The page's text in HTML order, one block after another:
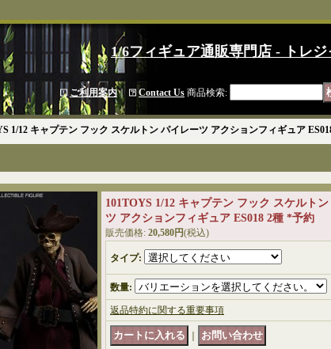
1/6フィギュア通販専門店 - トレ
ご利用案内｜ Contact Us 商品検索:
1/12 キャプテン フック スケルトン パイレーツ アクションフィギュア
101TOYS 1/12 キャプテン フック スケルト
ツ アクションフィギュア ES018 2種 *予約
販売価格: 20,580円(税込)
タイプ:
数量:
返品特約に関する重要事項